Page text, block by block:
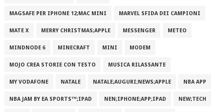
MAGSAFE PER IPHONE 12;MAC MINI MARVEL SFIDA DEI CAMPIONI
MATE X MERRY CHRISTMAS;APPLE MESSENGER METEO
MINDNODE 6 MINECRAFT MINI MODEM
MOJO CREA STORIE CON TESTO MUSICA RILASSANTE
MY VODAFONE NATALE NATALE;AUGURI;NEWS;APPLE NBA APP
NBA JAM BY EA SPORTS™;IPAD NEN;IPHONE;APP;IPAD NEW;TECH